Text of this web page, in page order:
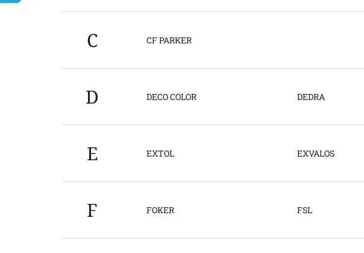
C CF PARKER
D DECO COLOR DEDRA
E EXTOL EXVALOS
F FOKER FSL